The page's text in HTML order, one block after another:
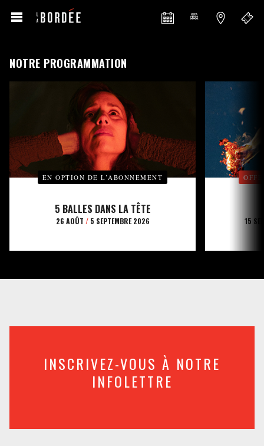
NOTRE PROGRAMMATION
EN OPTION DE L’ABONNEMENT
5 BALLES DANS LA TÊTE
26 AOÛT /5 SEPTEMBRE 2026 15
INSCRIVEZ-VOUS À NOTRE
INFOLETTRE